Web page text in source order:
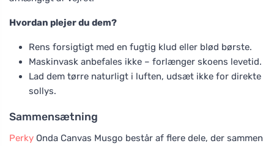
Hvordan plejer du dem?
Rens forsigtigt med en fugtig klud eller blød børste.
Maskinvask anbefales ikke – forlænger skoens levetid.
Lad dem tørre naturligt i luften, udsæt ikke for direkte
sollys.
Sammensætning
Perky Onda Canvas Musgo består af flere dele, der sammen